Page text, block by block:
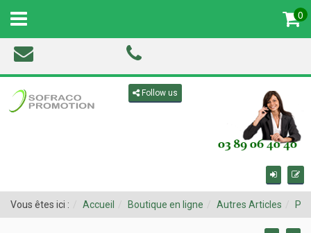
Follow us
0
MENU
Vous êtes ici : Accueil Boutique en ligne Autres Articles